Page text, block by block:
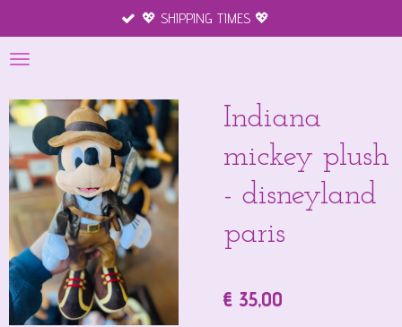
direct
naar
hoofdinhoud
💖 SHIPPING TIMES 💖
Indiana
mickey plush
- disneyland
paris
€ 35,00